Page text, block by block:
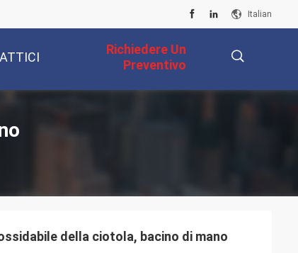
Italian
Richiedere Un
Preventivo
della ciotola, bacino di mano